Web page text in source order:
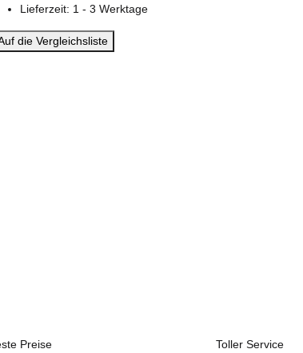
Lieferzeit: 1 - 3 Werktage
die Vergleichsliste
Preise Toller Service